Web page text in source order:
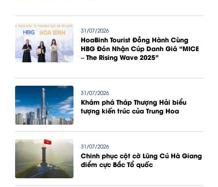
31/07/2026
HoaBinh Tourist Đồng Hành Cùng
HBG Đón Nhận Cúp Danh Giá “MICE
– The Rising Wave 2025”
31/07/2026
Khám phá Tháp Thượng Hải biểu
tượng kiến trúc của Trung Hoa
31/07/2026
Chinh phục cột cờ Lũng Cú Hà Giang
điểm cực Bắc Tổ quốc